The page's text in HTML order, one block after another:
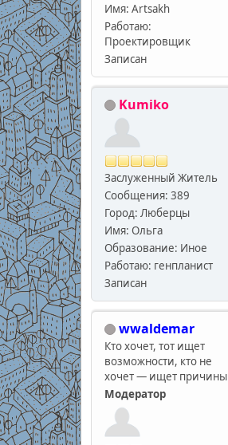
Имя: Artsakh
Работаю:
Проектировщик
Записан
Kumiko
Заслуженный Житель
Сообщения: 389
Город: Люберцы
Имя: Ольга
Образование: Иное
Работаю: генпланист
Записан
wwaldemar
Кто хочет, тот ищет
возможности, кто не
хочет — ищет причины
Модератор